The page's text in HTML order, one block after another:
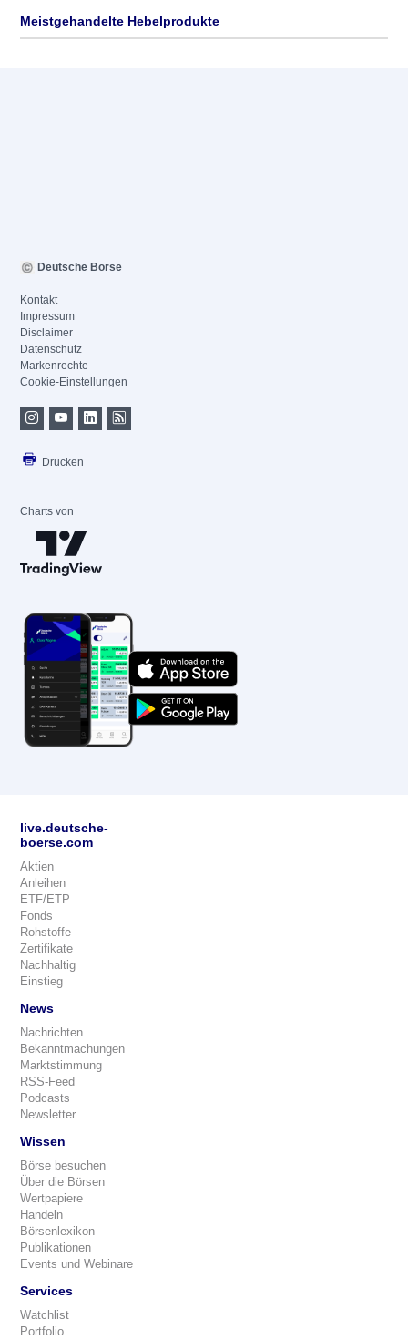
Meistgehandelte Hebelprodukte
Deutsche Börse
Kontakt
Impressum
Disclaimer
Datenschutz
Markenrechte
Cookie-Einstellungen
Drucken
Charts von
live.deutsche-
boerse.com
Aktien
Anleihen
ETF/ETP
Fonds
Rohstoffe
Zertifikate
Nachhaltig
Einstieg
News
Nachrichten
Bekanntmachungen
Marktstimmung
RSS-Feed
Podcasts
Newsletter
Wissen
Börse besuchen
Über die Börsen
Wertpapiere
Handeln
Börsenlexikon
Publikationen
Events und Webinare
Services
Watchlist
Portfolio